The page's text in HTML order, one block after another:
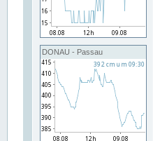
DONAU - Passau